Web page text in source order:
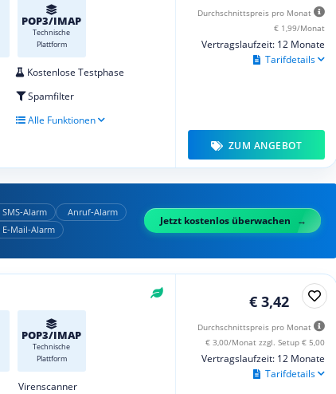
POP3/IMAP
Technische
Plattform
Kostenlose Testphase
Spamfilter
Alle Funktionen
Durchschnittspreis pro Monat
€ 1,99/Monat
Vertragslaufzeit: 12 Monate
Tarifdetails
ZUM ANGEBOT
SMS‑Alarm
Anruf‑Alarm
E‑Mail‑Alarm
Jetzt kostenlos überwachen
POP3/IMAP
Technische
Plattform
Virenscanner
€ 3,42
Durchschnittspreis pro Monat
€ 3,00/Monat zzgl. Setup € 5,00
Vertragslaufzeit: 12 Monate
Tarifdetails